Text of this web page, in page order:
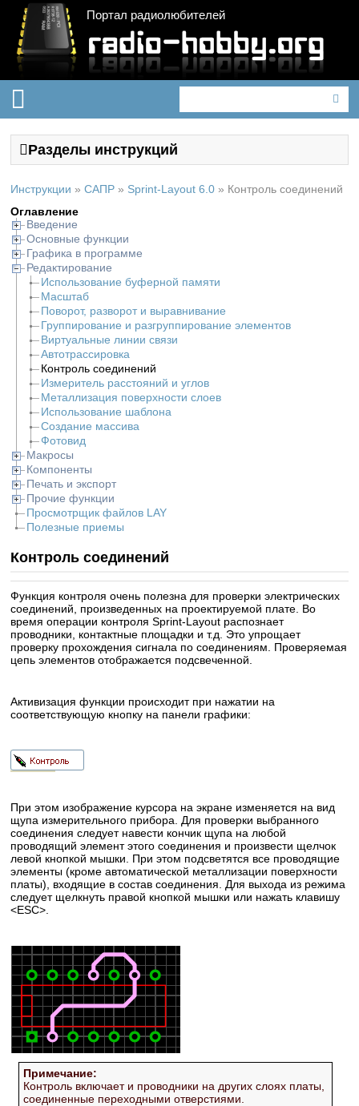
Портал радиолюбителей
Разделы инструкций
Инструкции » САПР » Sprint-Layout 6.0 » Контроль соединений
Оглавление
Введение
Основные функции
Графика в программе
Редактирование
Использование буферной памяти
Масштаб
Поворот, разворот и выравнивание
Группирование и разгруппирование элементов
Виртуальные линии связи
Автотрассировка
Контроль соединений
Измеритель расстояний и углов
Металлизация поверхности слоев
Использование шаблона
Создание массива
Фотовид
Макросы
Компоненты
Печать и экспорт
Прочие функции
Просмотрщик файлов LAY
Полезные приемы
Контроль соединений
Функция контроля очень полезна для проверки электрических
соединений, произведенных на проектируемой плате. Во
время операции контроля Sprint-Layout распознает
проводники, контактные площадки и т.д. Это упрощает
проверку прохождения сигнала по соединениям. Проверяемая
цепь элементов отображается подсвеченной.
Активизация функции происходит при нажатии на
соответствующую кнопку на панели графики:
При этом изображение курсора на экране изменяется на вид
щупа измерительного прибора. Для проверки выбранного
соединения следует навести кончик щупа на любой
проводящий элемент этого соединения и произвести щелчок
левой кнопкой мышки. При этом подсветятся все проводящие
элементы (кроме автоматической металлизации поверхности
платы), входящие в состав соединения. Для выхода из режима
следует щелкнуть правой кнопкой мышки или нажать клавишу
<ESC>.
Примечание:
Контроль включает и проводники на других слоях платы,
соединенные переходными отверстиями.